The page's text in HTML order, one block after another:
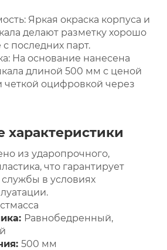
Яркая окраска корпуса и
делают разметку хорошо
последних парт.
На основание нанесена
длиной 500 мм с ценой
оцифровкой через
характеристики
из ударопрочного,
что гарантирует
в условиях
Равнобедренный,
500 мм